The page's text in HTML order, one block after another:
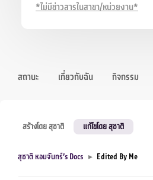
*ไม่มีข่าวสารในสาขา/หน่วยงาน*
สถานะ เกี่ยวกับฉัน กิจกรรม
สร้างโดย สุชาติ แก้ไขโดย สุชาติ
สุชาติ หอมจันทร์’s Docs ▸ Edited By Me